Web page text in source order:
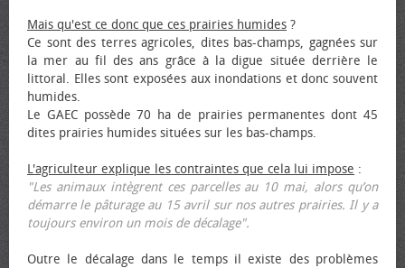
Mais qu'est ce donc que ces prairies humides ?
Ce sont des terres agricoles, dites bas-champs, gagnées sur
la mer au fil des ans grâce à la digue située derrière le
littoral. Elles sont exposées aux inondations et donc souvent
humides.
Le GAEC possède 70 ha de prairies permanentes dont 45
dites prairies humides situées sur les bas-champs.
L'agriculteur explique les contraintes que cela lui impose :
"Les animaux intègrent ces parcelles au 10 mai, alors qu’on
démarre le pâturage au 15 avril sur nos autres prairies. Il y a
toujours environ un mois de décalage".
Outre le décalage dans le temps il existe des problèmes